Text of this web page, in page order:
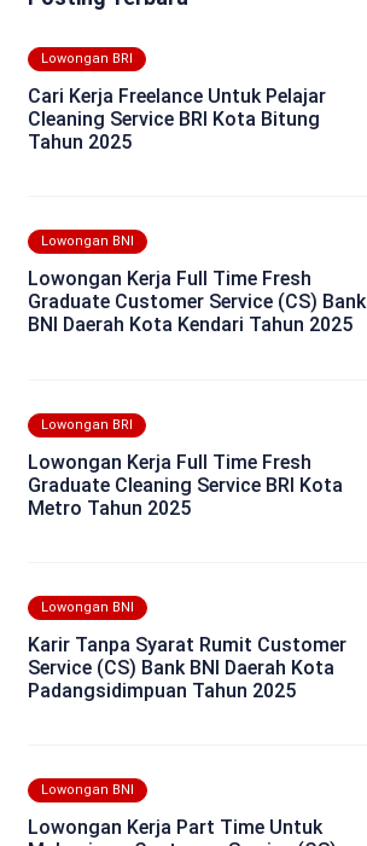
Lowongan BRI
Cari Kerja Freelance Untuk Pelajar
Cleaning Service BRI Kota Bitung
Tahun 2025
Lowongan BNI
Lowongan Kerja Full Time Fresh
Graduate Customer Service (CS) Bank
BNI Daerah Kota Kendari Tahun 2025
Lowongan BRI
Lowongan Kerja Full Time Fresh
Graduate Cleaning Service BRI Kota
Metro Tahun 2025
Lowongan BNI
Karir Tanpa Syarat Rumit Customer
Service (CS) Bank BNI Daerah Kota
Padangsidimpuan Tahun 2025
Lowongan BNI
Lowongan Kerja Part Time Untuk